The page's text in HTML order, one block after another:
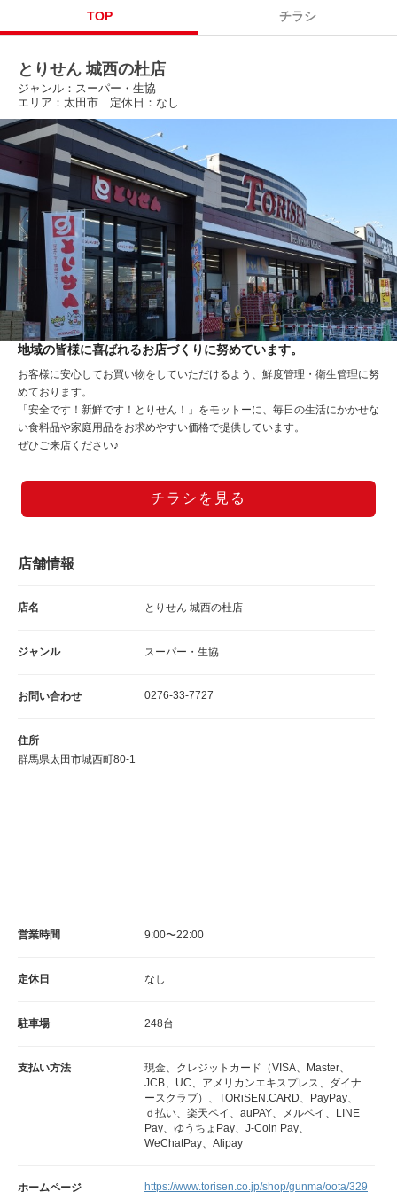
TOP チラシ
とりせん 城西の杜店
ジャンル：スーパー・生協
エリア：太田市 定休日：なし
地域の皆様に喜ばれるお店づくりに努めています。
お客様に安心してお買い物をしていただけるよう、鮮度管理・衛生管理に努
めております。
「安全です！新鮮です！とりせん！」をモットーに、毎日の生活にかかせな
い食料品や家庭用品をお求めやすい価格で提供しています。
ぜひご来店ください♪
チラシを見る
店舗情報
店名 とりせん 城西の杜店
ジャンル スーパー・生協
お問い合わせ 0276-33-7727
住所
群馬県太田市城西町80-1
営業時間 9:00〜22:00
定休日 なし
駐車場 248台
支払い方法
現金、クレジットカード（VISA、Master、
JCB、UC、アメリカンエキスプレス、ダイナ
ースクラブ）、TORiSEN.CARD、PayPay、
ｄ払い、楽天ペイ、auPAY、メルペイ、LINE
Pay、ゆうちょPay、J-Coin Pay、
WeChatPay、Alipay
ホームページ https://www.torisen.co.jp/shop/gunma/oota/329